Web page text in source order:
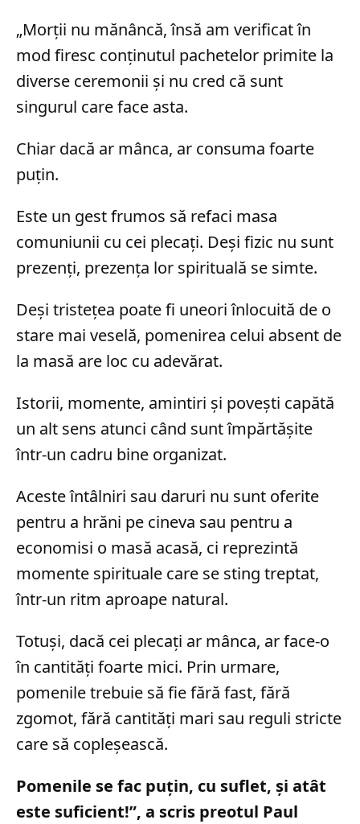
„Morții nu mănâncă, însă am verificat în
mod firesc conținutul pachetelor primite la
diverse ceremonii și nu cred că sunt
singurul care face asta.
Chiar dacă ar mânca, ar consuma foarte
puțin.
Este un gest frumos să refaci masa
comuniunii cu cei plecați. Deși fizic nu sunt
prezenți, prezența lor spirituală se simte.
Deși tristețea poate fi uneori înlocuită de o
stare mai veselă, pomenirea celui absent de
la masă are loc cu adevărat.
Istorii, momente, amintiri și povești capătă
un alt sens atunci când sunt împărtășite
într-un cadru bine organizat.
Aceste întâlniri sau daruri nu sunt oferite
pentru a hrăni pe cineva sau pentru a
economisi o masă acasă, ci reprezintă
momente spirituale care se sting treptat,
într-un ritm aproape natural.
Totuși, dacă cei plecați ar mânca, ar face-o
în cantități foarte mici. Prin urmare,
pomenile trebuie să fie fără fast, fără
zgomot, fără cantități mari sau reguli stricte
care să copleșească.
Pomenile se fac puțin, cu suflet, și atât
este suficient!”, a scris preotul Paul